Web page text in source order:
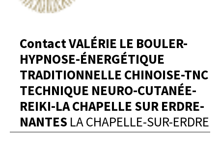
Contact VALÉRIE LE BOULER-
HYPNOSE-ÉNERGÉTIQUE
TRADITIONNELLE CHINOISE-TNC
TECHNIQUE NEURO-CUTANÉE-
REIKI-LA CHAPELLE SUR ERDRE-
NANTES LA CHAPELLE-SUR-ERDRE